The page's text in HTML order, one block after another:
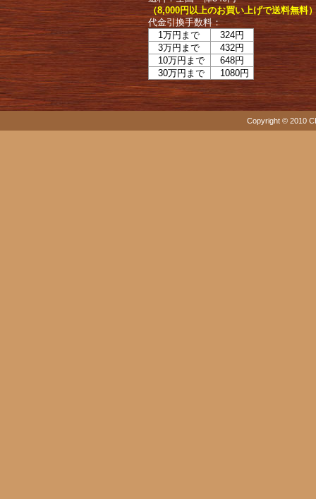
（8,000円以上のお買い上げで送料無料
代金引換手数料：
1万円まで
324円
3万円まで
432円
10万円まで
648円
30万円まで
1080円
Copyright © 2010